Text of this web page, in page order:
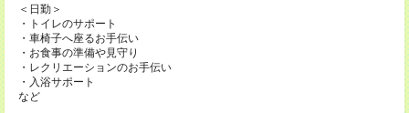
＜日勤＞
・トイレのサポート
・車椅子へ座るお手伝い
・お食事の準備や見守り
・レクリエーションのお手伝い
・入浴サポート
など